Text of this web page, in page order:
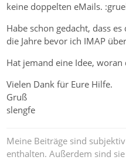
keine doppelten eMails.
Habe schon gedacht, dass
die Jahre bevor ich IMAP
Hat jemand eine Idee,
Vielen Dank für Eure Hilfe.
Gruß
slengfe
Meine Beiträge sind
enthalten. Außerdem sind